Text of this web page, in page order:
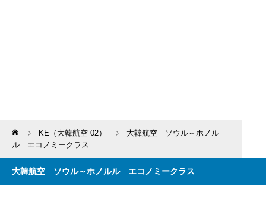
Home KE（大韓航空 02）
大韓航空 ソウル～ホノル
ル エコノミークラス
大韓航空 ソウル～ホノルル エコノミークラス